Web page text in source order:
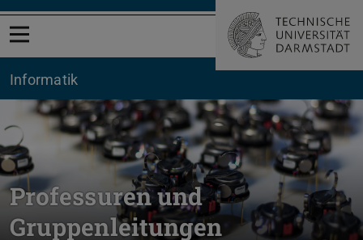
Menü öffnen
Informatik
Professuren und
Gruppenleitungen